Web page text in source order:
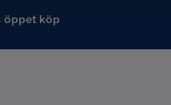
öppet köp